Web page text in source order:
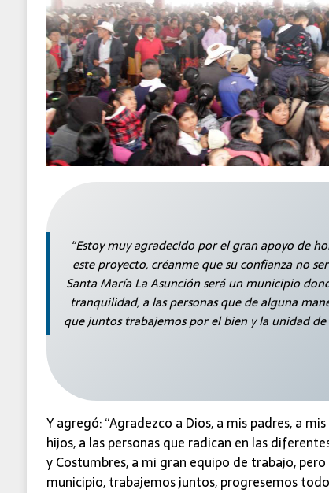
“Estoy muy agradecido por el gran apoyo de
este proyecto, créanme que su confianza no
Santa María La Asunción será un municipio
tranquilidad, a las personas que de alguna
que juntos trabajemos por el bien y la unidad
Y agregó: “Agradezco a Dios, a mis padres, a
hijos, a las personas que radican en las
y Costumbres, a mi gran equipo de trabajo,
municipio, trabajemos juntos, progresemos